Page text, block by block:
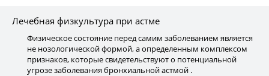
Лечебная физкультура при астме
Физическое состояние перед самим заболеванием является
не нозологической формой, а определенным комплексом
признаков, которые свидетельствуют о потенциальной
угрозе заболевания бронхиальной астмой .